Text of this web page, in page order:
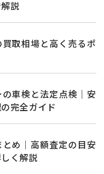
説
取相場と高く売るポ
車検と法定点検｜安
完全ガイド
め｜高額査定の目安
く解説